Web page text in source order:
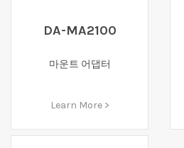
DA-MA2100
마운트 어댑터
Learn More >